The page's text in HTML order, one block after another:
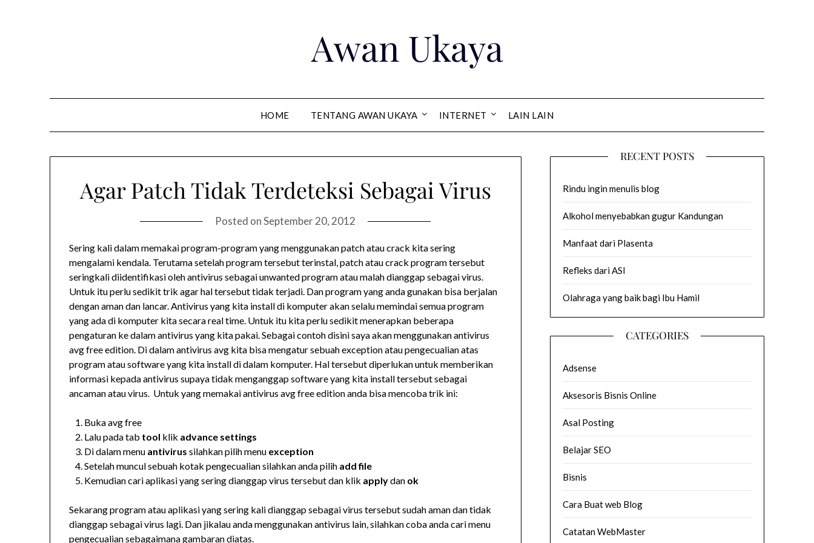
Awan Ukaya
HOME TENTANG AWAN UKAYA INTERNET LAIN LAIN
Agar Patch Tidak Terdeteksi Sebagai Virus
Posted onSeptember 20, 2012
Sering kali dalam memakai program-program yang menggunakan patch atau crack kita sering
mengalami kendala. Terutama setelah program tersebut terinstal, patch atau crack program tersebut
seringkali diidentifikasi oleh antivirus sebagai unwanted program atau malah dianggap sebagai virus.
Untuk itu perlu sedikit trik agar hal tersebut tidak terjadi. Dan program yang anda gunakan bisa berjalan
dengan aman dan lancar. Antivirus yang kita install di komputer akan selalu memindai semua program
yang ada di komputer kita secara real time. Untuk itu kita perlu sedikit menerapkan beberapa
pengaturan ke dalam antivirus yang kita pakai. Sebagai contoh disini saya akan menggunakan antivirus
avg free edition. Di dalam antivirus avg kita bisa mengatur sebuah exception atau pengecualian atas
program atau software yang kita install di dalam komputer. Hal tersebut diperlukan untuk memberikan
informasi kepada antivirus supaya tidak menganggap software yang kita install tersebut sebagai
ancaman atau virus. Untuk yang memakai antivirus avg free edition anda bisa mencoba trik ini:
Buka avg free
Lalu pada tab tool klik advance settings
Di dalam menu antivirussilahkan pilih menu exception
Setelah muncul sebuah kotak pengecualian silahkan anda pilih add file
Kemudian cari aplikasi yang sering dianggap virus tersebut dan klik applydan ok
Sekarang program atau aplikasi yang sering kali dianggap sebagai virus tersebut sudah aman dan tidak
dianggap sebagai virus lagi. Dan jikalau anda menggunakan antivirus lain, silahkan coba anda cari menu
pengecualian sebagaimana gambaran diatas.
RECENT POSTS
Rindu ingin menulis blog
Alkohol menyebabkan gugur Kandungan
Manfaat dari Plasenta
Refleks dari ASI
Olahraga yang baik bagi Ibu Hamil
CATEGORIES
Adsense
Aksesoris Bisnis Online
Asal Posting
Belajar SEO
Bisnis
Cara Buat web Blog
Catatan WebMaster